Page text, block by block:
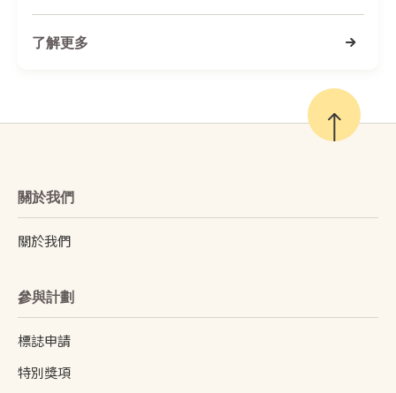
了解更多
關於我們
關於我們
參與計劃
標誌申請
特別獎項